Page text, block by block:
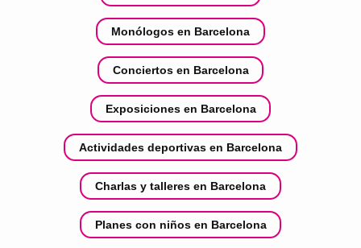
Monólogos en Barcelona
Conciertos en Barcelona
Exposiciones en Barcelona
Actividades deportivas en Barcelona
Charlas y talleres en Barcelona
Planes con niños en Barcelona